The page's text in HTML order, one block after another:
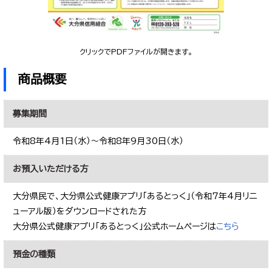
クリックでPDFファイルが開きます。
商品概要
募集期間
令和8年4月1日（水）～令和8年9月30日（水）
お預入いただける方
大分県民で、大分県公式健康アプリ「あるとっく」（令和7年4月リニ
ューアル版）をダウンロードされた方
大分県公式健康アプリ「あるとっく」公式ホームページはこちら
預金の種類